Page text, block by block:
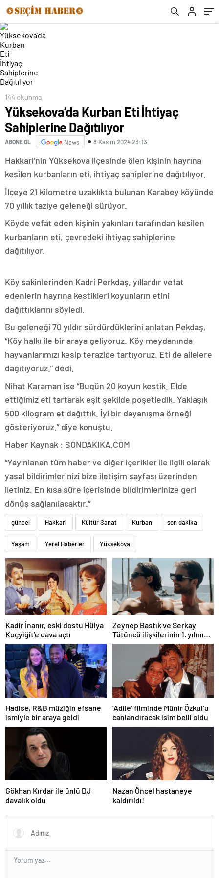
144 okunma
Yüksekova’da Kurban Eti İhtiyaç
Sahiplerine Dağıtılıyor
ABONE OL News 8 Kasım 2024 23:13
Hakkari’nin Yüksekova ilçesinde ölen kişinin hayrına
kesilen kurbanların eti, ihtiyaç sahiplerine dağıtılıyor.
İlçeye 21 kilometre uzaklıkta bulunan Karabey köyünde
70 yıllık taziye geleneği sürüyor.
Köyde vefat eden kişinin yakınları tarafından kesilen
kurbanların eti, çevredeki ihtiyaç sahiplerine
dağıtılıyor.
Köy sakinlerinden Kadri Perkdaş, yıllardır vefat
edenlerin hayrına kestikleri koyunların etini
dağıttıklarını söyledi.
Bu geleneği 70 yıldır sürdürdüklerini anlatan Pekdaş,
“Köy halkı ile bir araya geliyoruz. Köy meydanında
hayvanlarımızı kesip terazide tartıyoruz. Eti de ailelere
dağıtıyoruz.” dedi.
Nihat Karaman ise “Bugün 20 koyun kestik. Elde
ettiğimiz eti tartarak eşit şekilde poşetledik. Yaklaşık
500 kilogram et dağıttık. İyi bir dayanışma örneği
gösteriyoruz.” diye konuştu.
Haber Kaynak : SONDAKIKA.COM
“Yayınlanan tüm haber ve diğer içerikler ile ilgili olarak
yasal bildirimlerinizi bize iletişim sayfası üzerinden
iletiniz. En kısa süre içerisinde bildirimlerinize geri
dönüş sağlanılacaktır.”
güncel Hakkari Kültür Sanat Kurban son dakika
Yaşam Yerel Haberler Yüksekova
Kadir İnanır, eski dostu Hülya
Koçyiğit’e dava açtı
Zeynep Bastık ve Serkay
Tütüncü ilişkilerinin 1. yılını
kutladı
Hadise, R&B müziğin efsane
ismiyle bir araya geldi
‘Adile’ filminde Münir Özkul’u
canlandıracak isim belli oldu
Gökhan Kırdar ile ünlü DJ
davalık oldu
Nazan Öncel hastaneye
kaldırıldı!